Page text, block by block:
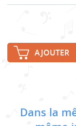
AJOUTER
Dans la